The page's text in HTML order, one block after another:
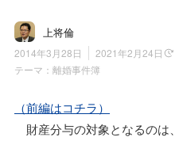
上将倫
2014年3月28日
2021年2月24日
テーマ： 離婚事件簿
（前編はコチラ）
財産分与の対象となるのは